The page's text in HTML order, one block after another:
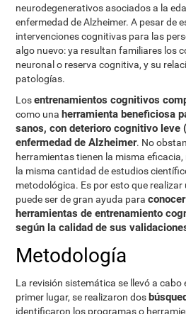
neurodegenerativos asociados a la
enfermedad de Alzheimer. A pesar de
intervenciones cognitivas para las
algo nuevo: ya resultan familiares los
neuronal o reserva cognitiva, y su
patologías.
Losentrenamientos cognitivos
como una herramienta beneficiosa
sanos, con deterioro cognitivo leve
enfermedad de Alzheimer. No
herramientas tienen la misma
la misma cantidad de estudios
metodológica. Es por esto que
puede ser de gran ayuda para
herramientas de entrenamiento
según la calidad de sus
Metodología
La revisión sistemática se llevó a cabo
primer lugar, se realizaron dos
identificaron los programas o